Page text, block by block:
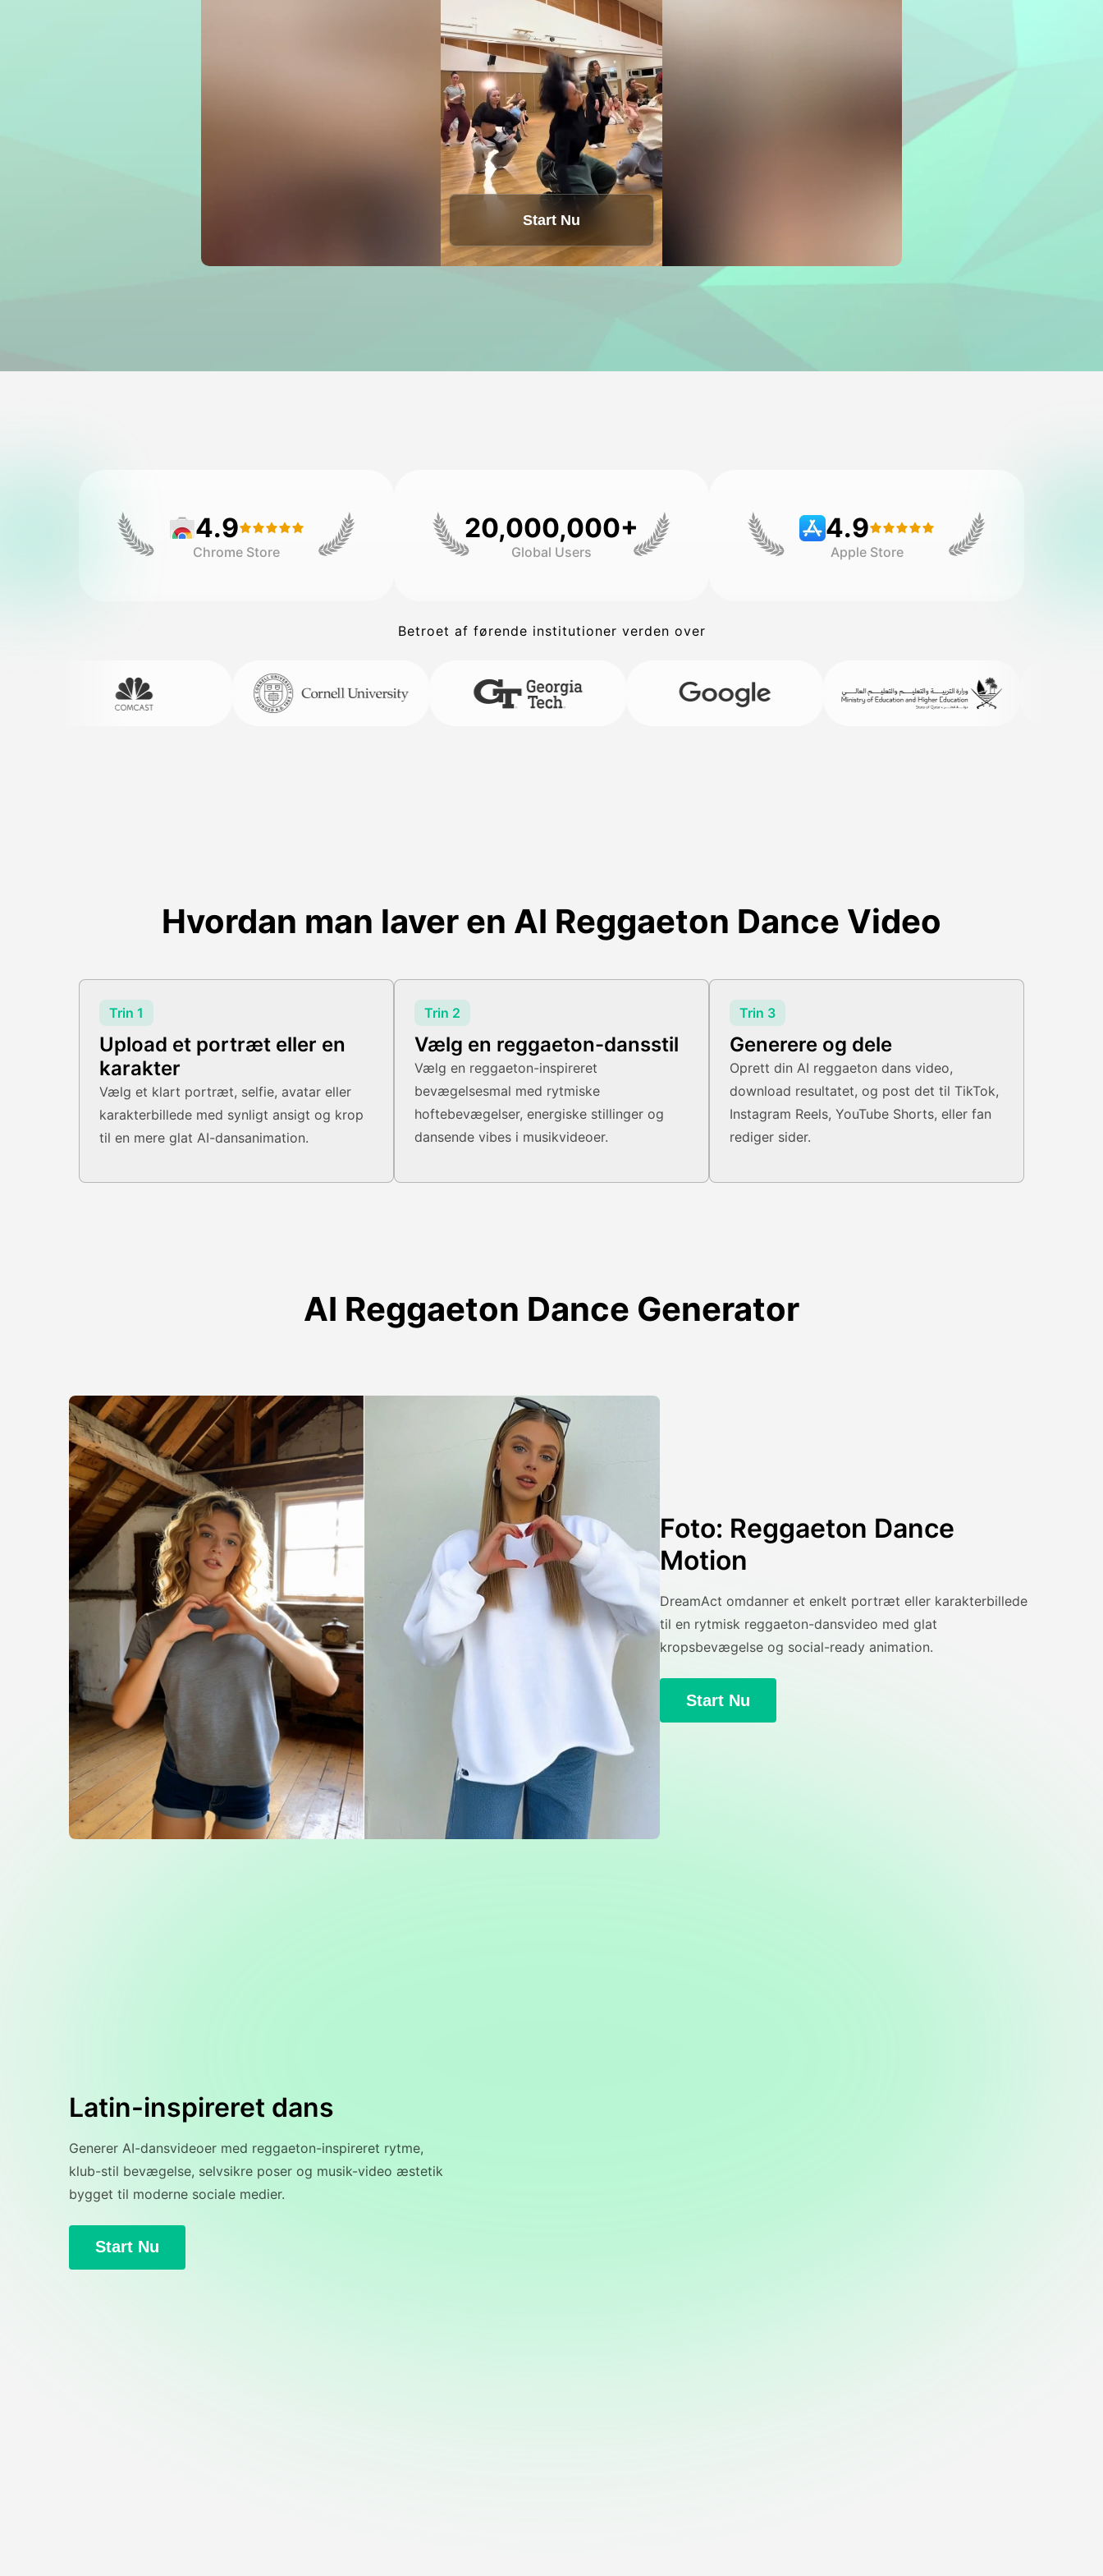
Start Nu
4.9
Chrome Store
20,000,000+
Global Users
4.9
Apple Store
Betroet af førende institutioner verden over
Hvordan man laver en AI Reggaeton Dance Video
Trin 1
Upload et portræt eller en
karakter
Vælg et klart portræt, selfie, avatar eller
karakterbillede med synligt ansigt og krop
til en mere glat AI-dansanimation.
Trin 2
Vælg en reggaeton-dansstil
Vælg en reggaeton-inspireret
bevægelsesmal med rytmiske
hoftebevægelser, energiske stillinger og
dansende vibes i musikvideoer.
Trin 3
Generere og dele
Oprett din AI reggaeton dans video,
download resultatet, og post det til TikTok,
Instagram Reels, YouTube Shorts, eller fan
rediger sider.
AI Reggaeton Dance Generator
Foto: Reggaeton Dance
Motion
DreamAct omdanner et enkelt portræt eller karakterbillede
til en rytmisk reggaeton-dansvideo med glat
kropsbevægelse og social-ready animation.
Start Nu
Latin-inspireret dans
Generer AI-dansvideoer med reggaeton-inspireret rytme,
klub-stil bevægelse, selvsikre poser og musik-video æstetik
bygget til moderne sociale medier.
Start Nu